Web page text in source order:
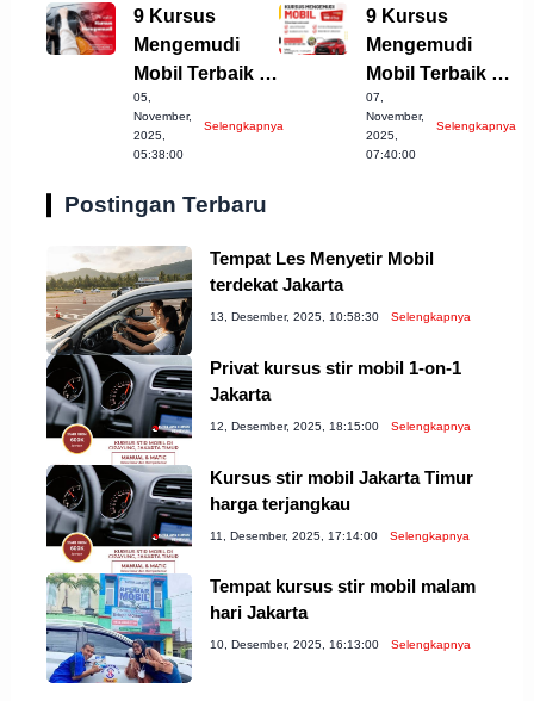
9 Kursus
Mengemudi
Mobil Terbaik di
Purwakarta
untuk Anda
05,
November,
2025,
05:38:00
Selengkapnya
9 Kursus
Mengemudi
Mobil Terbaik di
Indramayu yang
Wajib Dicoba!
07,
November,
2025,
07:40:00
Selengkapnya
Postingan Terbaru
Tempat Les Menyetir Mobil
terdekat Jakarta
13, Desember, 2025, 10:58:30 Selengkapnya
Privat kursus stir mobil 1-on-1
Jakarta
12, Desember, 2025, 18:15:00 Selengkapnya
Kursus stir mobil Jakarta Timur
harga terjangkau
11, Desember, 2025, 17:14:00 Selengkapnya
Tempat kursus stir mobil malam
hari Jakarta
10, Desember, 2025, 16:13:00 Selengkapnya